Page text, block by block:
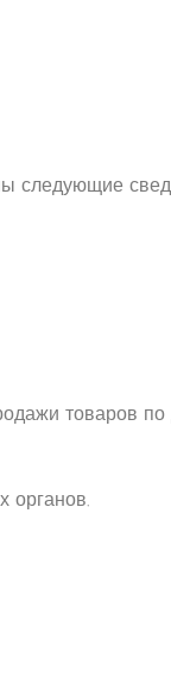
следующие
товаров
органов.